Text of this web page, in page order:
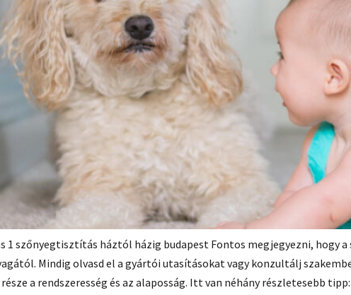
szőnyegtisztítás háztól házig budapest Fontos megjegyezni, hogy
Mindig olvasd el a gyártói utasításokat vagy konzultálj
a rendszeresség és az alaposság. Itt van néhány részletesebb